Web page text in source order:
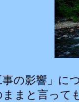
の影響」に
まと言って